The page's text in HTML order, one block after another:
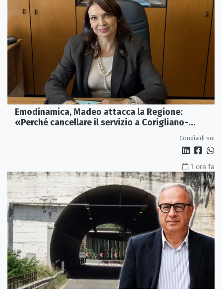
Emodinamica, Madeo attacca la Regione:
«Perché cancellare il servizio a Corigliano-
Condividi su:
1 ora fa